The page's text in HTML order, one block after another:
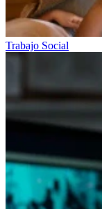
Trabajo Social